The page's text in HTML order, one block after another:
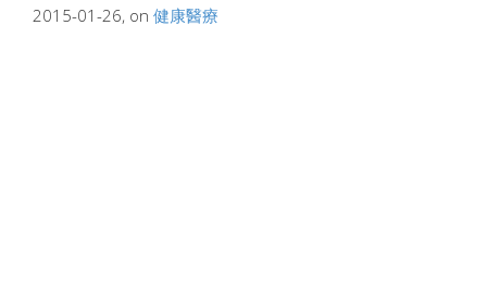
2015-01-26, on 健康醫療